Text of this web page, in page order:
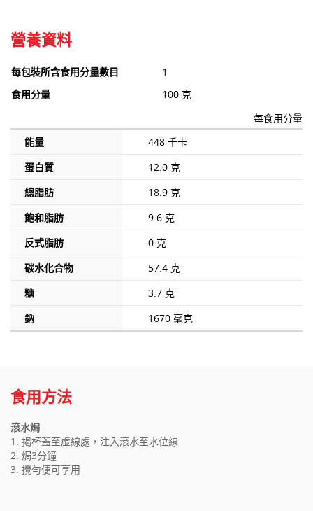
營養資料
每包裝所含食用分量數目
1
食用分量
100 克
每食用分量
能量
448 千卡
蛋白質
12.0 克
總脂肪
18.9 克
飽和脂肪
9.6 克
反式脂肪
0 克
碳水化合物
57.4 克
糖
3.7 克
鈉
1670 毫克
食用方法
滾水焗
1. 揭杯蓋至虛線處，注入滾水至水位線
2. 焗3分鐘
3. 攪勻便可享用